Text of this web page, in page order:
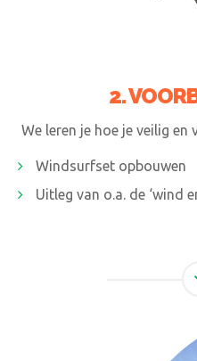
2.
We leren je hoe je veilig
Windsurfset opbouwen
Uitleg van o.a. de ‘wind